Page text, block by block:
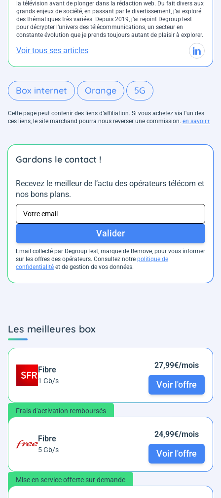
la télévision avant de plonger dans la rédaction web. Du fait divers aux
grands enjeux de société, en passant par le divertissement, j’ai exploré
des thématiques très variées. Depuis 2019, j’ai rejoint DegroupTest
pour décrypter l’univers des télécommunications, un secteur en
constante évolution que je prends toujours autant de plaisir à explorer.
Voir tous ses articles
Box internet Orange 5G
Cette page peut contenir des liens d’affiliation. Si vous achetez via l'un des
ces liens, le site marchand pourra nous reverser une commission. en savoir+
Gardons le contact !
Recevez le meilleur de l’actu des opérateurs télécom et
nos bons plans.
Valider
Email collecté par DegroupTest, marque de Bemove, pour vous informer
sur les offres des opérateurs. Consultez notre politique de
confidentialité et de gestion de vos données.
Les meilleures box
Fibre
1 Gb/s
27,99€/mois
Voir l'offre
Frais d'activation remboursés
Fibre
5 Gb/s
24,99€/mois
Voir l'offre
Mise en service offerte sur demande